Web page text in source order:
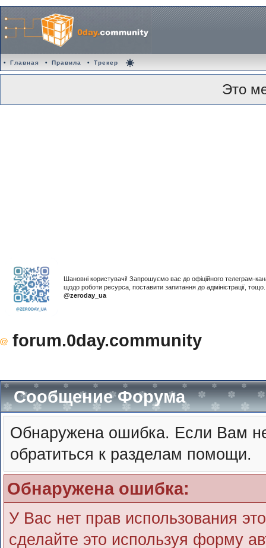
• Главная • Правила • Трекер
Это
Шановні користувачі! Запрошуємо вас до офіційного телеграм-
щодо роботи ресурса, поставити запитання до адміністрації,
@zeroday_ua
forum.0day.community
Сообщение Форума
Обнаружена ошибка. Если Вам
обратиться к разделам помощи.
Обнаружена ошибка:
У Вас нет прав использования
сделайте это используя форму